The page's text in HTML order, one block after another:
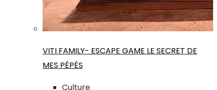
VITI FAMILY- ESCAPE GAME LE SECRET DE
MES PÉPÉS
Culture